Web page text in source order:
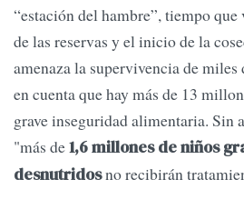
“estación del hambre”, tiempo
de las reservas y el inicio de la
amenaza la supervivencia de miles
en cuenta que hay más de 13
grave inseguridad alimentaria. Sin
"más de1,6 millones de niños
desnutridosno recibirán